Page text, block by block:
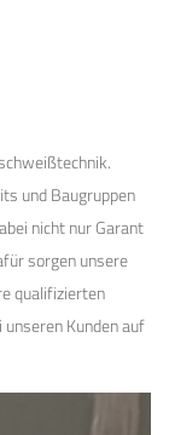
und Baugruppen
nicht nur Garant
sorgen unsere
qualifizierten
Kunden auf